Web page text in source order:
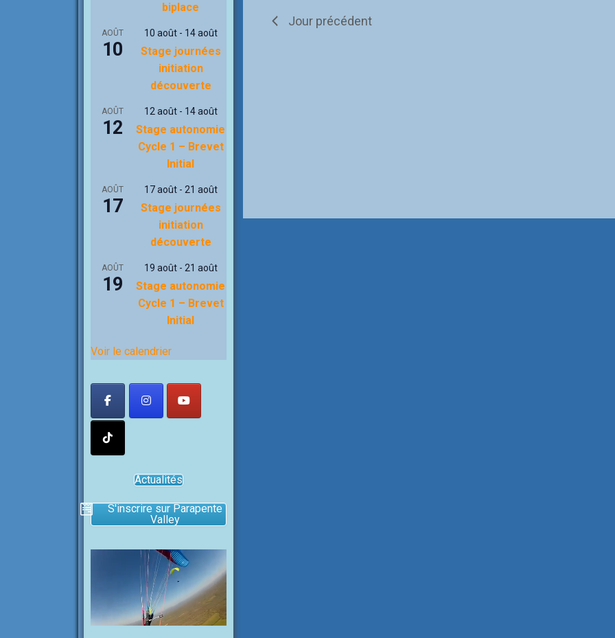
Jour précédent
biplace
AOÛT
10
10 août- 14 août
Stage journées
initiation
découverte
AOÛT
12
12 août- 14 août
Stage autonomie
Cycle 1 – Brevet
Initial
AOÛT
17
17 août- 21 août
Stage journées
initiation
découverte
AOÛT
19
19 août- 21 août
Stage autonomie
Cycle 1 – Brevet
Initial
Voir le calendrier
Actualités
S'inscrire sur Parapente
Valley